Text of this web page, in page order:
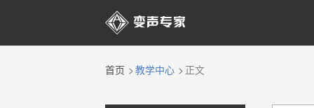

首页 教学中心 正文